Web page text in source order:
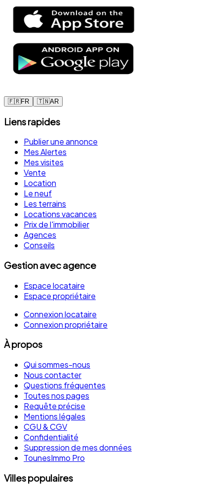
🇫🇷FR 🇹🇳AR
Liens rapides
Publier une annonce
Mes Alertes
Mes visites
Vente
Location
Le neuf
Les terrains
Locations vacances
Prix de l'immobilier
Agences
Conseils
Gestion avec agence
Espace locataire
Espace propriétaire
Connexion locataire
Connexion propriétaire
À propos
Qui sommes-nous
Nous contacter
Questions fréquentes
Toutes nos pages
Requête précise
Mentions légales
CGU & CGV
Confidentialité
Suppression de mes données
TounesImmo Pro
Villes populaires